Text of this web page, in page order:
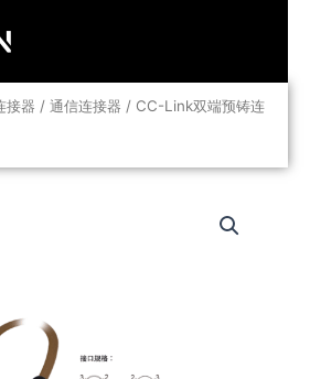
接器 / 通信连接器 / CC-Link双端预铸连